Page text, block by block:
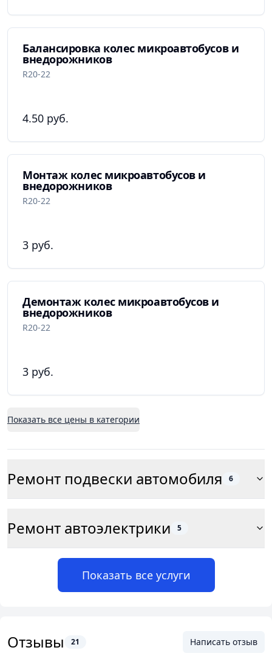
Балансировка колес микроавтобусов и
внедорожников
R20-22
4.50 руб.
Монтаж колес микроавтобусов и
внедорожников
R20-22
3 руб.
Демонтаж колес микроавтобусов и
внедорожников
R20-22
3 руб.
Показать все цены в категории
Ремонт подвески автомобиля 6
Ремонт автоэлектрики 5
Показать все услуги
Отзывы 21 Написать отзыв